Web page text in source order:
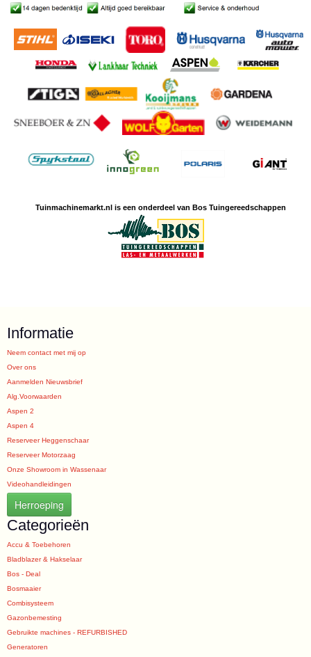
Tuinmachinemarkt.nl is een onderdeel van Bos Tuingereedschappen
Informatie
Neem contact met mij op
Over ons
Aanmelden Nieuwsbrief
Alg.Voorwaarden
Aspen 2
Aspen 4
Reserveer Heggenschaar
Reserveer Motorzaag
Onze Showroom in Wassenaar
Videohandleidingen
Herroeping
Categorieën
Accu & Toebehoren
Bladblazer & Hakselaar
Bos - Deal
Bosmaaier
Combisysteem
Gazonbemesting
Gebruikte machines - REFURBISHED
Generatoren